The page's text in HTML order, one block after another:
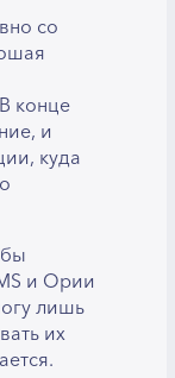
со
конце
и
куда
и Ории
лишь
их